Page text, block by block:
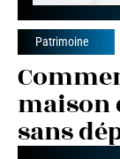
Patrimoine
maison
sans